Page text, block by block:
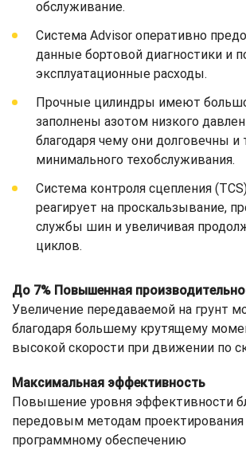
обслуживание.
Система Advisor оперативно
данные бортовой диагностики и
эксплуатационные расходы.
Прочные цилиндры имеют
заполнены азотом низкого
благодаря чему они долговечны и
минимального техобслуживания.
Система контроля сцепления
реагирует на проскальзывание,
службы шин и увеличивая
циклов.
До 7% Повышенная
Увеличение передаваемой на грунт
благодаря большему крутящему
высокой скорости при движении по
Максимальная эффективность
Повышение уровня эффективности
передовым методам проектирования
программному обеспечению